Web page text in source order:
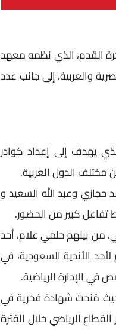
القدم، الذي نظمه معهد
والعربية، إلى جانب عدد
يهدف إلى إعداد كوادر
مختلف الدول العربية.
وعبد الله السعيد و
تفاعل كبير من الحضور.
من بينهم حلمي علام، أحد
الأندية السعودية، في
في الإدارة الرياضية.
حيث مُنحت شهادة فخرية في
الرياضي خلال الفترة